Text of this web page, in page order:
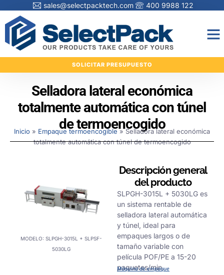
sales@selectpacktech.com 400 9988 122
SOLICITAR PRESUPUESTO
Selladora lateral económica
totalmente automática con túnel
de termoencogido
Inicio » Empaque termoencogible»Selladora lateral económica
totalmente automática con túnel de termoencogido
Descripción general
del producto
SLPGH-3015L + 5030LG es
un sistema rentable de
selladora lateral automática
y túnel, ideal para
empaques largos o de
tamaño variable con
película POF/PE a 15-20
paquetes/min.
Máquina de empaque
MODELO: SLPGH-3015L + SLPSF-
5030LG